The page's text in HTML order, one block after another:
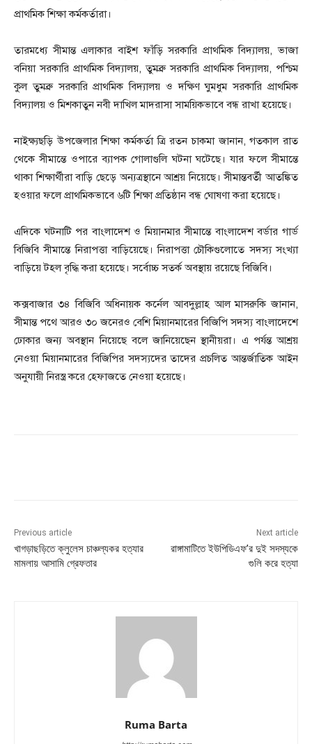
প্রাথমিক শিক্ষা কর্মকর্তারা।
তারমধ্যে সীমান্ত এলাকার বাইশ ফাঁড়ি সরকারি প্রাথমিক বিদ্যালয়, ভাজা
বনিয়া সরকারি প্রাথমিক বিদ্যালয়, তুমব্রু সরকারি প্রাথমিক বিদ্যালয়, পশ্চিম
কুল তুমব্রু সরকারি প্রাথমিক বিদ্যালয় ও দক্ষিণ ঘুমধুম সরকারি প্রাথমিক
বিদ্যালয় ও মিশকাতুন নবী দাখিল মাদরাসা সাময়িকভাবে বন্ধ রাখা হয়েছে।
নাইক্ষ্যছড়ি উপজেলার শিক্ষা কর্মকর্তা ত্রি রতন চাকমা জানান, গতকাল রাত
থেকে সীমান্তে ওপারে ব্যাপক গোলাগুলি ঘটনা ঘটেছে। যার ফলে সীমান্তে
থাকা শিক্ষার্থীরা বাড়ি ছেড়ে অন্যত্রস্থানে আশ্রয় নিয়েছে। সীমান্তবর্তী আতঙ্কিত
হওয়ার ফলে প্রাথমিকভাবে ৬টি শিক্ষা প্রতিষ্ঠান বন্ধ ঘোষণা করা হয়েছে।
এদিকে ঘটনাটি পর বাংলাদেশ ও মিয়ানমার সীমান্তে বাংলাদেশ বর্ডার গার্ড
বিজিবি সীমান্তে নিরাপত্তা বাড়িয়েছে। নিরাপত্তা চৌকিগুলোতে সদস্য সংখ্যা
বাড়িয়ে টহল বৃদ্ধি করা হয়েছে। সর্বোচ্চ সতর্ক অবস্থায় রয়েছে বিজিবি।
কক্সবাজার ৩৪ বিজিবি অধিনায়ক কর্নেল আবদুল্লাহ আল মাসরুকি জানান,
সীমান্ত পথে আরও ৩০ জনেরও বেশি মিয়ানমারের বিজিপি সদস্য বাংলাদেশে
ঢোকার জন্য অবস্থান নিয়েছে বলে জানিয়েছেন স্থানীয়রা। এ পর্যন্ত আশ্রয়
নেওয়া মিয়ানমারের বিজিপির সদস্যদের তাদের প্রচলিত আন্তর্জাতিক আইন
অনুযায়ী নিরস্ত্র করে হেফাজতে নেওয়া হয়েছে।
Previous article
খাগড়াছড়িতে ক্লুলেস চাঞ্চল্যকর হত্যার
মামলায় আসামি গ্রেফতার
Next article
রাঙ্গামাটিতে ইউপিডিএফ’র দুই সদস্যকে
গুলি করে হত্যা
Ruma Barta